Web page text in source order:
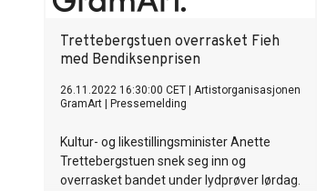
Trettebergstuen overrasket Fieh
med Bendiksenprisen
26.11.2022 16:30:00 CET
Artistorganisasjonen
GramArt
Pressemelding
Kultur- og likestillingsminister Anette
Trettebergstuen snek seg inn og
overrasket bandet under lydprøver lørdag.